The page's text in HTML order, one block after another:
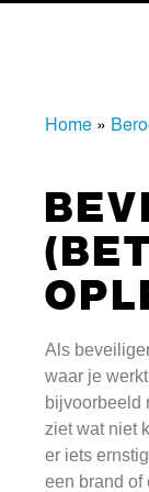
Home »
Als
waar je
bijvoorbeeld
ziet wat niet
er iets
een brand of